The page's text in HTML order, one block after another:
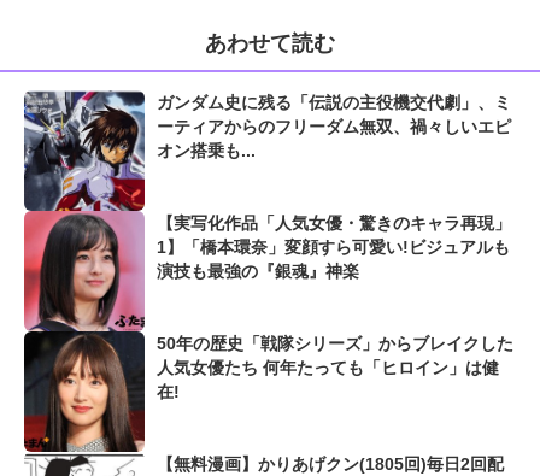
あわせて読む
ガンダム史に残る「伝説の主役機交代劇」、ミ
ーティアからのフリーダム無双、禍々しいエピ
オン搭乗も...
【実写化作品「人気女優・驚きのキャラ再現」
1】「橋本環奈」変顔すら可愛い!ビジュアルも
演技も最強の『銀魂』神楽
50年の歴史「戦隊シリーズ」からブレイクした
人気女優たち 何年たっても「ヒロイン」は健
在!
【無料漫画】かりあげクン(1805回)毎日2回配